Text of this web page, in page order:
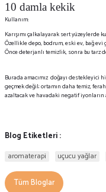
10 damla kekik
Kullanım:
Karışımı çalkalayarak sert yüzeylerde
Özellikle depo, bodrum, eski ev, bağ
Önce deterjanlı temizlik, sonra bu tarz
Burada amacımız doğayı
geçmek değil; ortamın daha temiz,
azaltacak ve havadaki negatif iyonların
Blog Etiketleri :
aromaterapi uçucu yağlar
Tüm Bloglar